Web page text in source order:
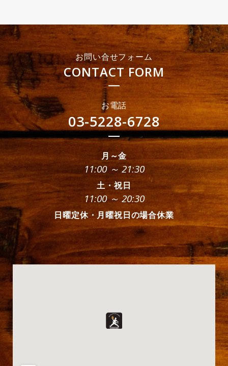
お問い合せフォーム
CONTACT FORM
お電話
03-5228-6728
月～金
11:00 ～ 21:30
土・祝日
11:00 ～ 20:30
日曜定休・月曜祝日の場合休業